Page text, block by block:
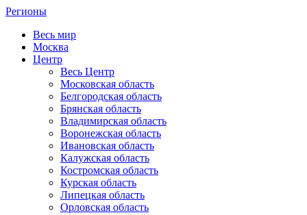
Регионы
Весь мир
Москва
Центр
Весь Центр
Московская область
Белгородская область
Брянская область
Владимирская область
Воронежская область
Ивановская область
Калужская область
Костромская область
Курская область
Липецкая область
Орловская область